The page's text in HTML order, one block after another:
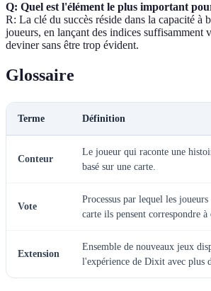
Q: Quel est l'élément le plus important
R: La clé du succès réside dans la capacité à
joueurs, en lançant des indices suffisamment
deviner sans être trop évident.
Glossaire
Terme Définition
Conteur
Le joueur qui raconte une
basé sur une carte.
Vote
Processus par lequel les
carte ils pensent correspondre
Extension
Ensemble de nouveaux jeux
l'expérience de Dixit avec plus